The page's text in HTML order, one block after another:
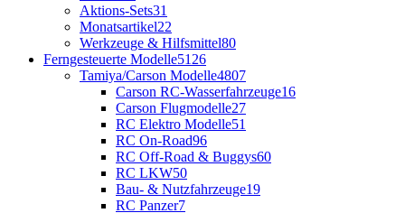
Aktions-Sets31
Monatsartikel22
Werkzeuge & Hilfsmittel80
Ferngesteuerte Modelle5126
Tamiya/Carson Modelle4807
Carson RC-Wasserfahrzeuge16
Carson Flugmodelle27
RC Elektro Modelle51
RC On-Road96
RC Off-Road & Buggys60
RC LKW50
Bau- & Nutzfahrzeuge19
RC Panzer7